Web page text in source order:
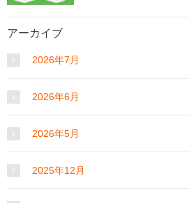
アーカイブ
2026年7月
2026年6月
2026年5月
2025年12月